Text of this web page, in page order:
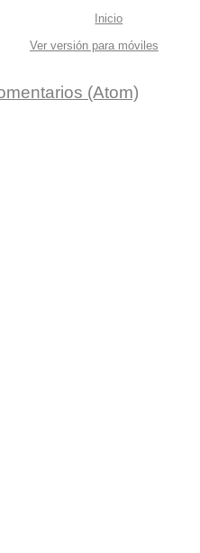
Inicio
Ver versión para móviles
(Atom)